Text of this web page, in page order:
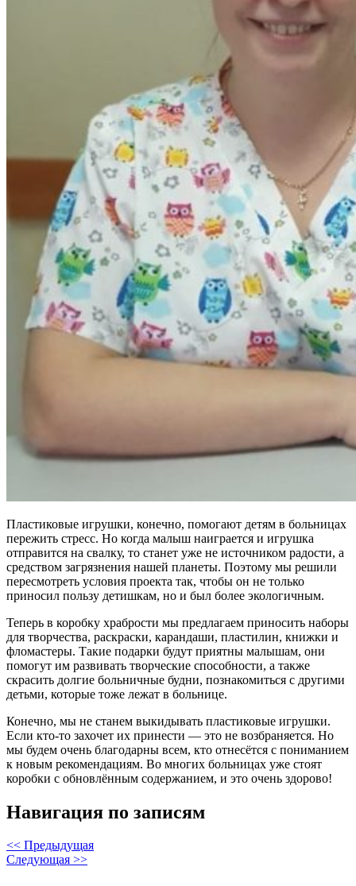
Пластиковые игрушки, конечно, помогают детям в больницах
пережить стресс. Но когда малыш наиграется и игрушка
отправится на свалку, то станет уже не источником радости, а
средством загрязнения нашей планеты. Поэтому мы решили
пересмотреть условия проекта так, чтобы он не только
приносил пользу детишкам, но и был более экологичным.
Теперь в коробку храбрости мы предлагаем приносить наборы
для творчества, раскраски, карандаши, пластилин, книжки и
фломастеры. Такие подарки будут приятны малышам, они
помогут им развивать творческие способности, а также
скрасить долгие больничные будни, познакомиться с другими
детьми, которые тоже лежат в больнице.
Конечно, мы не станем выкидывать пластиковые игрушки.
Если кто-то захочет их принести — это не возбраняется. Но
мы будем очень благодарны всем, кто отнесётся с пониманием
к новым рекомендациям. Во многих больницах уже стоят
коробки с обновлённым содержанием, и это очень здорово!
Навигация по записям
<< Предыдущая
Следующая >>